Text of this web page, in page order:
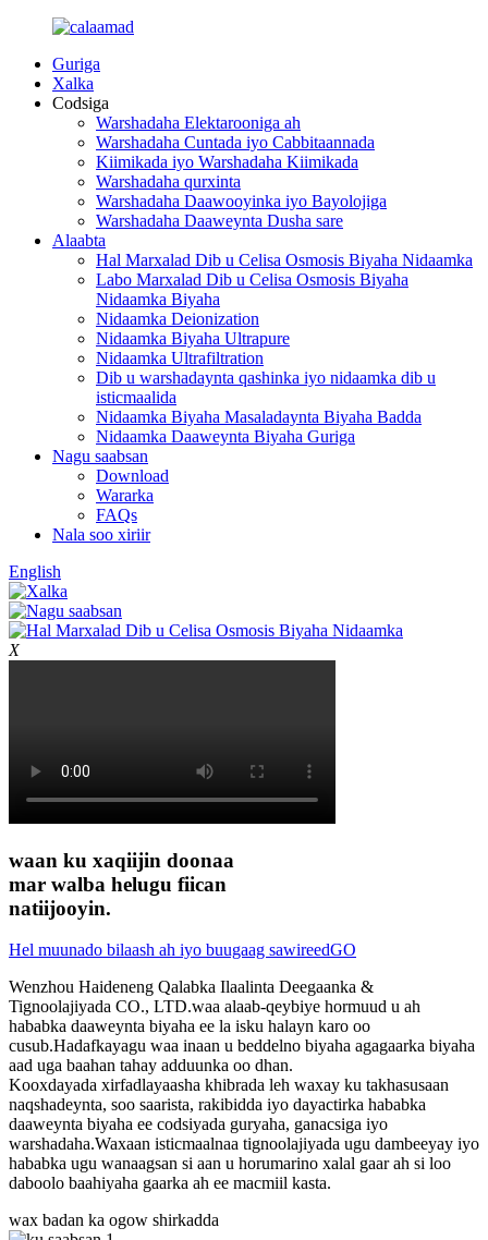
Guriga
Xalka
Codsiga
Warshadaha Elektarooniga ah
Warshadaha Cuntada iyo Cabbitaannada
Kiimikada iyo Warshadaha Kiimikada
Warshadaha qurxinta
Warshadaha Daawooyinka iyo Bayolojiga
Warshadaha Daaweynta Dusha sare
Alaabta
Hal Marxalad Dib u Celisa Osmosis Biyaha Nidaamka
Labo Marxalad Dib u Celisa Osmosis Biyaha
Nidaamka Biyaha
Nidaamka Deionization
Nidaamka Biyaha Ultrapure
Nidaamka Ultrafiltration
Dib u warshadaynta qashinka iyo nidaamka dib u
isticmaalida
Nidaamka Biyaha Masaladaynta Biyaha Badda
Nidaamka Daaweynta Biyaha Guriga
Nagu saabsan
Download
Wararka
FAQs
Nala soo xiriir
English
X
waan ku xaqiijin doonaa
mar walba helugu fiican
natiijooyin.
Hel muunado bilaash ah iyo buugaag sawireedGO
Wenzhou Haideneng Qalabka Ilaalinta Deegaanka &
Tignoolajiyada CO., LTD.waa alaab-qeybiye hormuud u ah
hababka daaweynta biyaha ee la isku halayn karo oo
cusub.Hadafkayagu waa inaan u beddelno biyaha agagaarka biyaha
aad uga baahan tahay adduunka oo dhan.
Kooxdayada xirfadlayaasha khibrada leh waxay ku takhasusaan
naqshadeynta, soo saarista, rakibidda iyo dayactirka hababka
daaweynta biyaha ee codsiyada guryaha, ganacsiga iyo
warshadaha.Waxaan isticmaalnaa tignoolajiyada ugu dambeeyay iyo
hababka ugu wanaagsan si aan u horumarino xalal gaar ah si loo
daboolo baahiyaha gaarka ah ee macmiil kasta.
wax badan ka ogow shirkadda